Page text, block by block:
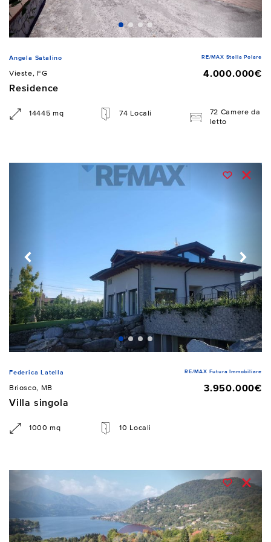
Angela Satalino RE/MAX Stella Polare
Vieste, FG
4.000.000€
Residence
14445 mq 74 Locali
72 Camere da
letto
Federica Latella RE/MAX Futura Immobiliare
Briosco, MB
3.950.000€
Villa singola
1000 mq 10 Locali